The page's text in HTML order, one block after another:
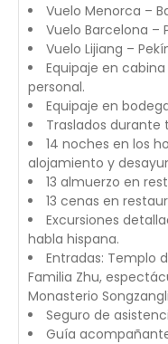
Vuelo Menorca –
Vuelo Barcelona –
Vuelo Lijiang –
Equipaje en
personal.
Equipaje en
Traslados durante
14 noches en los
alojamiento y
13 almuerzo en
13 cenas en
Excursiones
habla hispana.
Entradas: Templo
Familia Zhu,
Monasterio
Seguro de
Guía